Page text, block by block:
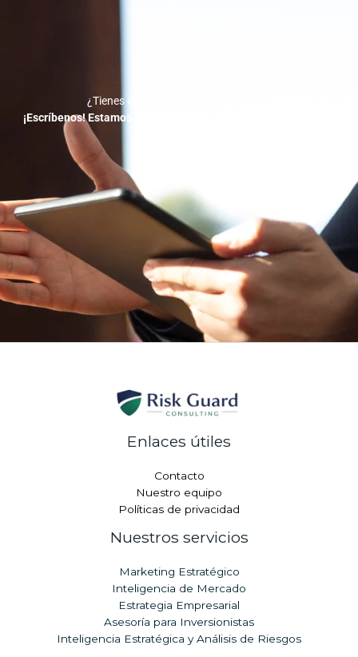
¿Tienes dudas o quieres empezar ya?
¡Escríbenos! Estamos a solo un mensaje de ayudarte a crecer.
Enlaces útiles
Contacto
Nuestro equipo
Políticas de privacidad
Nuestros servicios
Marketing Estratégico
Inteligencia de Mercado
Estrategia Empresarial
Asesoría para Inversionistas
Inteligencia Estratégica y Análisis de Riesgos